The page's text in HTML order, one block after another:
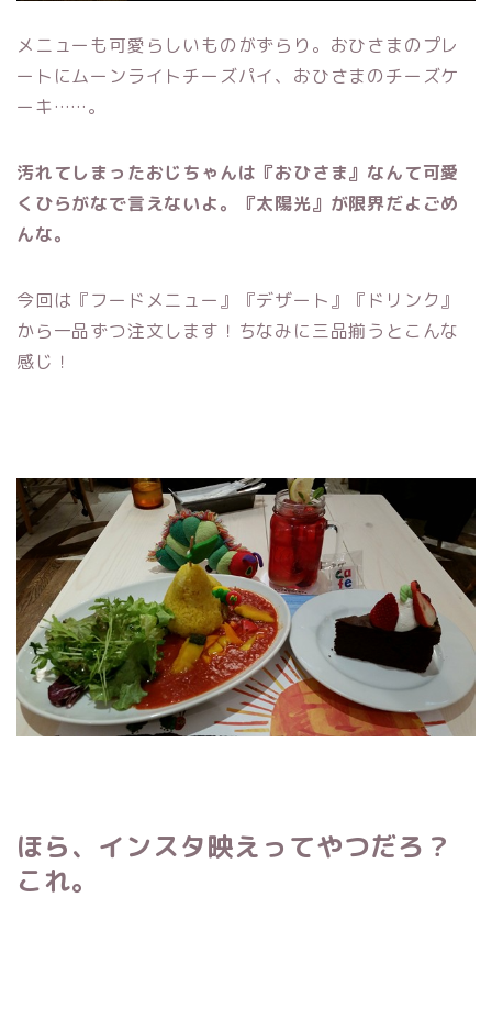
メニューも可愛らしいものがずらり。おひさまのプレ
ートにムーンライトチーズパイ、おひさまのチーズケ
ーキ……。
汚れてしまったおじちゃんは『おひさま』なんて可愛
くひらがなで言えないよ。『太陽光』が限界だよごめ
んな。
今回は『フードメニュー』『デザート』『ドリンク』
から一品ずつ注文します！ちなみに三品揃うとこんな
感じ！
ほら、インスタ映えってやつだろ？
これ。